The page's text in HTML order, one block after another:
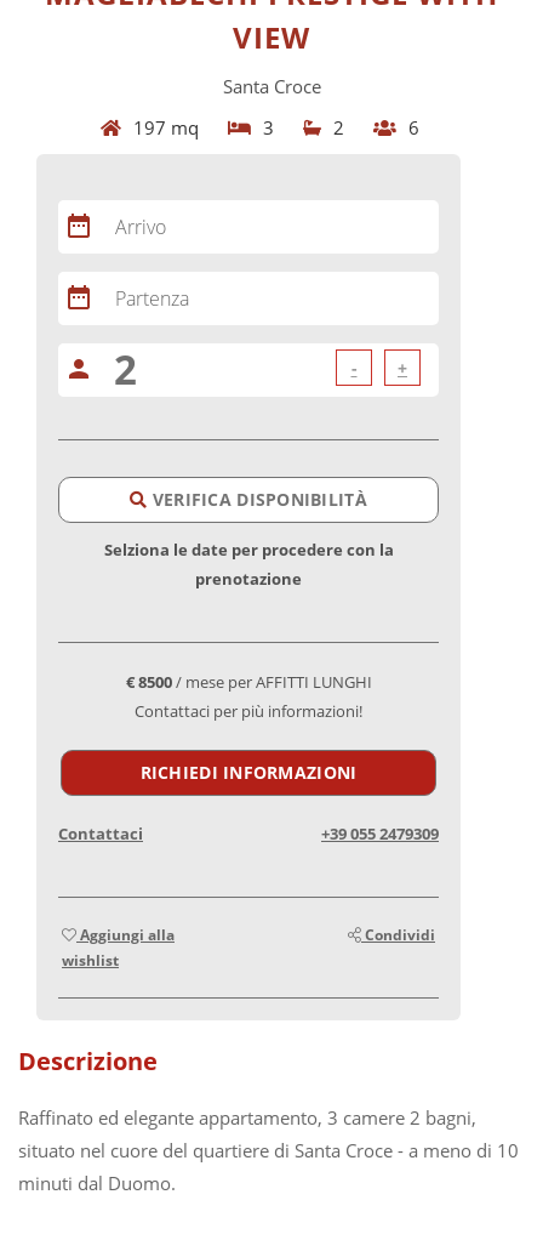
VIEW
Santa Croce
197 mq
3 2 6
Descrizione
Raffinato ed elegante appartamento, 3 camere 2 bagni,
situato nel cuore del quartiere di Santa Croce - a meno di 10
minuti dal Duomo.
date_range Arrivo
date_range Partenza
person - +
VERIFICA DISPONIBILITÀ
Selziona le date per procedere con la
prenotazione
€ 8500/ mese per AFFITTI LUNGHI
Contattaci per più informazioni!
RICHIEDI INFORMAZIONI
Contattaci +39 055 2479309
Aggiungi alla
wishlist
Condividi